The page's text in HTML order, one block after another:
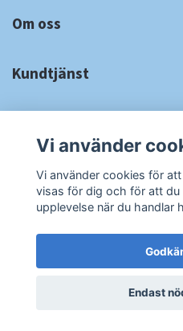
Om oss
Kundtjänst
Sociala medier
© 2026 RA Cardshop
Vi använder
Vi använder cookies för
visas för dig och för att du
upplevelse när du handlar
Endast